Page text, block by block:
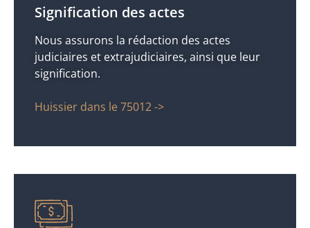
Signification des actes
Nous assurons la rédaction des actes
judiciaires et extrajudiciaires, ainsi que leur
signification.
Huissier dans le 75012 ->